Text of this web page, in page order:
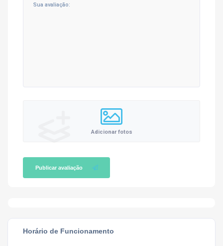
Adicionar fotos
Publicar avaliação
Horário de Funcionamento